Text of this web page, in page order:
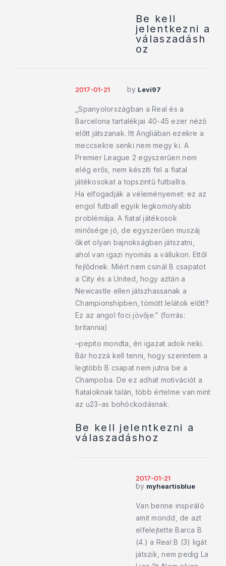
Be kell
jelentkezni a
válaszadásh
oz
2017-01-21 by Levi97
„Spanyolországban a Real és a
Barcelona tartalékjai 40-45 ezer néző
előtt játszanak. Itt Angliában ezekre a
meccsekre senki nem megy ki. A
Premier League 2 egyszerűen nem
elég erős, nem készíti fel a fiatal
játékosokat a topszintű futballra.
Ha elfogadják a véleményemet: ez az
engol futball egyik legkomolyabb
problémája. A fiatal játékosok
minősége jó, de egyszerűen muszáj
őket olyan bajnokságban játszatni,
ahol van igazi nyomás a vállukon. Ettől
fejlődnek. Miért nem csinál B csapatot
a City és a United, hogy aztán a
Newcastle ellen játszhassanak a
Championshipben, tömött lelátok előtt?
Ez az angol foci jövője.” (forrás:
britannia)
–pepito mondta, én igazat adok neki.
Bár hozzá kell tenni, hogy szerintem a
legtöbb B csapat nem jutna be a
Champoba. De ez adhat motivációt a
fiataloknak talán, több értelme van mint
az u23-as bohóckodásnak.
Be kell jelentkezni a
válaszadáshoz
2017-01-21
by myheartisblue
Van benne inspiráló
amit mondd, de azt
elfelejtette Barca B
(4.) a Real B (3) ligát
játszik, nem pedig La